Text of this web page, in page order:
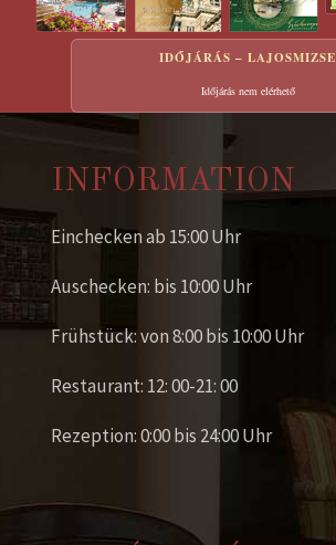
IDŐJÁRÁS – LAJOSMIZSE
Időjárás nem elérhető
INFORMATION
Einchecken ab 15:00 Uhr
Auschecken: bis 10:00 Uhr
Frühstück: von 8:00 bis 10:00 Uhr
Restaurant: 12: 00-21: 00
Rezeption: 0:00 bis 24:00 Uhr